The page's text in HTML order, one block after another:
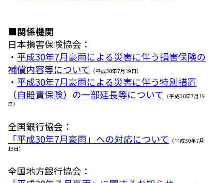
■関係機関
日本損害保険協会：
・ 平成30年7月豪雨による災害に伴う損害保険の
補償内容等について （平成30年7月19日）
・ 平成30年7月豪雨による災害に伴う特別措置
（自賠責保険）の一部延長等について （平成30年7月19
日）
全国銀行協会：
「平成30年7月豪雨」への対応について （平成30年7月
19日）
全国地方銀行協会：